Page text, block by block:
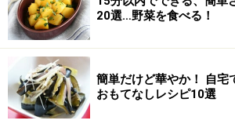
20選…野菜を食べる！
簡単だけど華やか！ 自宅
おもてなしレシピ10選